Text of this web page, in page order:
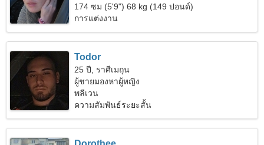
174 ซม (5'9") 68 kg (149 ปอนด์)
การแต่งงาน
Todor
25 ปี, ราศีเมถุน
ผู้ชายมองหาผู้หญิง
พลีเวน
ความสัมพันธ์ระยะสั้น